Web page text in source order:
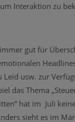
Interaktion zu
gut für
Leid usw. zur
das Thema
hat im Juli
sieht es im